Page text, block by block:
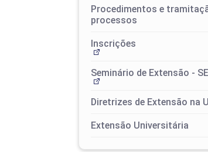
Procedimentos e
processos
Inscrições
Seminário de Extensão -
Diretrizes de Extensão na
Extensão Universitária